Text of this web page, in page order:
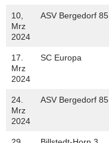
10,
Mrz
2024
ASV Bergedorf 85
17.
Mrz
2024
SC Europa
24.
Mrz
2024
ASV Bergedorf 85